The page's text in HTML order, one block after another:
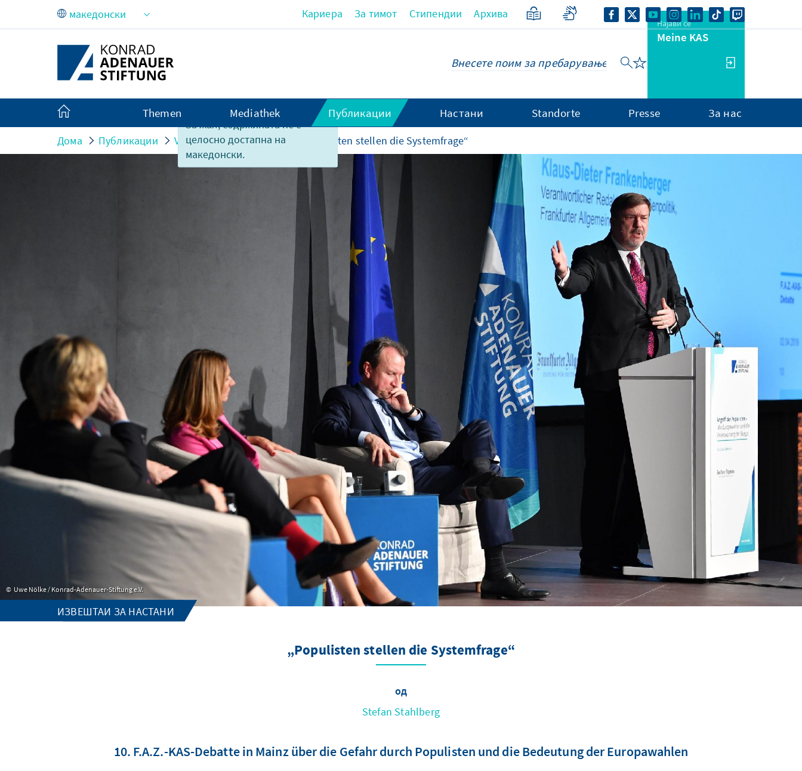
Skip to Main Content
За жал, содржината не е
целосно достапна на
македонски.
Кариера За тимот Стипендии Архива
Најави се
Meine KAS
Themen Mediathek Публикации Настани Standorte Presse За нас
Дома Публикации Veranstaltungsberichte „Populisten stellen die Systemfrage“
Uwe Nölke / Konrad-Adenauer-Stiftung e.V.
ИЗВЕШТАИ ЗА НАСТАНИ
„Populisten stellen die Systemfrage“
од
Stefan Stahlberg
10. F.A.Z.-KAS-Debatte in Mainz über die Gefahr durch Populisten und die Bedeutung der Europawahlen